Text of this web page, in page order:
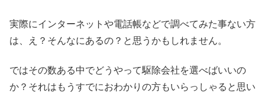
実際にインターネットや電話帳などで調べてみた事ない方
は、え？そんなにあるの？と思うかもしれません。
ではその数ある中でどうやって駆除会社を選べばいいの
か？それはもうすでにおわかりの方もいらっしゃると思い